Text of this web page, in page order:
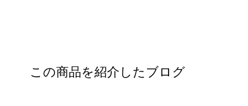
この商品を紹介したブログ